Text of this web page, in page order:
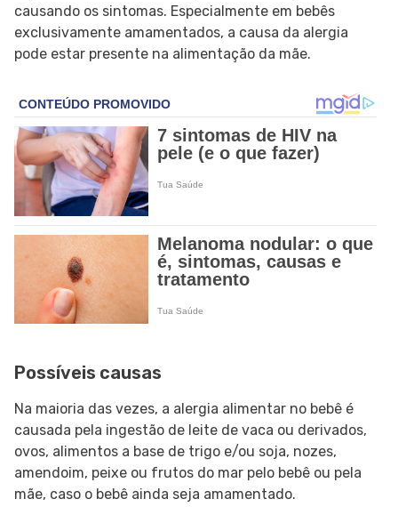
causando os sintomas. Especialmente em bebês
exclusivamente amamentados, a causa da alergia
pode estar presente na alimentação da mãe.
Possíveis causas
Na maioria das vezes, a alergia alimentar no bebê é
causada pela ingestão de leite de vaca ou derivados,
ovos, alimentos a base de trigo e/ou soja, nozes,
amendoim, peixe ou frutos do mar pelo bebê ou pela
mãe, caso o bebê ainda seja amamentado.